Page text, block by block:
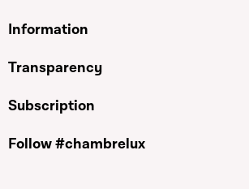
Information
Transparency
Subscription
Follow #chambrelux